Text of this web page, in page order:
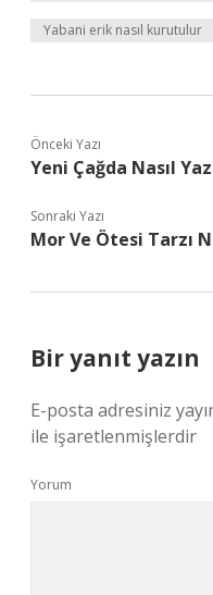
Yabani erik nasıl kurutulur
Önceki Yazı
Yeni Çağda Nasıl
Sonraki Yazı
Mor Ve Ötesi Tarzı
Bir yanıt yazın
E-posta adresiniz
ile işaretlenmişlerdir
Yorum